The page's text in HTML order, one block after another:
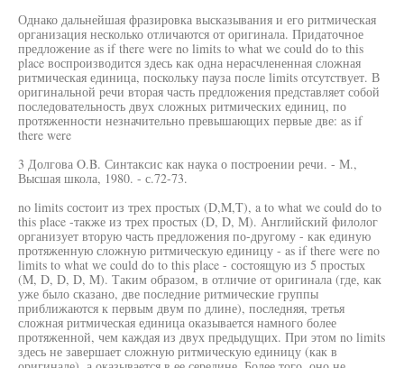
Однако дальнейшая фразировка высказывания и его ритмическая
организация несколько отличаются от оригинала. Придаточное
предложение as if there were no limits to what we could do to this
place воспроизводится здесь как одна нерасчлененная сложная
ритмическая единица, поскольку пауза после limits отсутствует. В
оригинальной речи вторая часть предложения представляет собой
последовательность двух сложных ритмических единиц, по
протяженности незначительно превышающих первые две: as if
there were
3 Долгова O.B. Синтаксис как наука о построении речи. - М.,
Высшая школа, 1980. - с.72-73.
no limits состоит из трех простых (D,M,T), a to what we could do to
this place -также из трех простых (D, D, M). Английский филолог
организует вторую часть предложения по-другому - как единую
протяженную сложную ритмическую единицу - as if there were no
limits to what we could do to this place - состоящую из 5 простых
(M, D, D, D, M). Таким образом, в отличие от оригинала (где, как
уже было сказано, две последние ритмические группы
приближаются к первым двум по длине), последняя, третья
сложная ритмическая единица оказывается намного более
протяженной, чем каждая из двух предыдущих. При этом no limits
здесь не завершает сложную ритмическую единицу (как в